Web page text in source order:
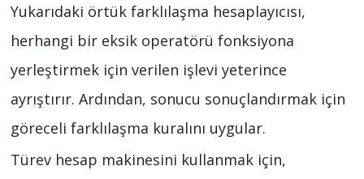
Yukarıdaki örtük farklılaşma hesaplayıcısı,
herhangi bir eksik operatörü fonksiyona
yerleştirmek için verilen işlevi yeterince
ayrıştırır. Ardından, sonucu sonuçlandırmak için
göreceli farklılaşma kuralını uygular.
Türev hesap makinesini kullanmak için,